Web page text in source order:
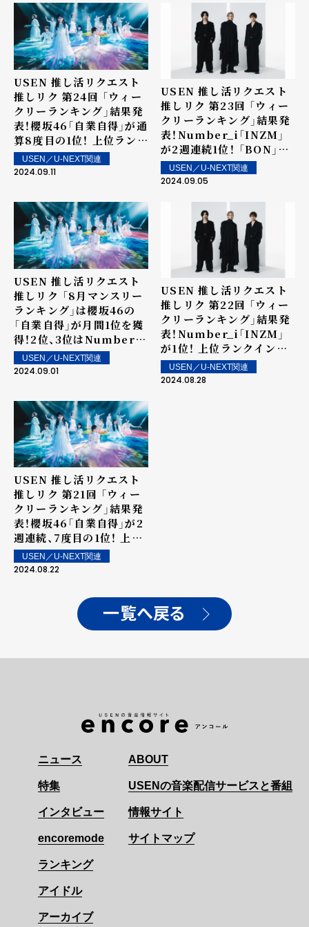
20位内に4曲！上位ランク
イン楽曲は街中・店内で配
信！
USEN 推し活リクエスト
推しリク 第24回 「ウィー
クリーランキング」結果発
表！櫻坂46「自業自得」が通
算8度目の1位！ 上位ランク
イン楽曲は街中・店内で配
信！
USEN／U-NEXT関連
2024.09.11
USEN 推し活リクエスト
推しリク 第23回 「ウィー
クリーランキング」結果発
表！Number_i「INZM」
が2週連続1位！ 「BON」が
5位！上位ランクイン楽曲
は街中・店内で配信！
USEN／U-NEXT関連
2024.09.05
USEN 推し活リクエスト
推しリク 「8月マンスリー
ランキング」は櫻坂46の
「自業自得」が月間1位を獲
得！2位、3位はNumber_i
の「BON」、「INZM」がラ
ンクイン！
USEN／U-NEXT関連
2024.09.01
USEN 推し活リクエスト
推しリク 第22回 「ウィー
クリーランキング」結果発
表！Number_i「INZM」
が1位！ 上位ランクイン楽
曲は街中・店内で配信！
USEN／U-NEXT関連
2024.08.28
USEN 推し活リクエスト
推しリク 第21回 「ウィー
クリーランキング」結果発
表！櫻坂46「自業自得」が2
週連続、7度目の1位！ 上位
ランクイン楽曲は街中・店
内で配信！
USEN／U-NEXT関連
2024.08.22
一覧へ戻る
ニュース
特集
インタビュー
encoremode
ランキング
アイドル
アーカイブ
ABOUT
USENの音楽配信サービスと番組
情報サイト
サイトマップ